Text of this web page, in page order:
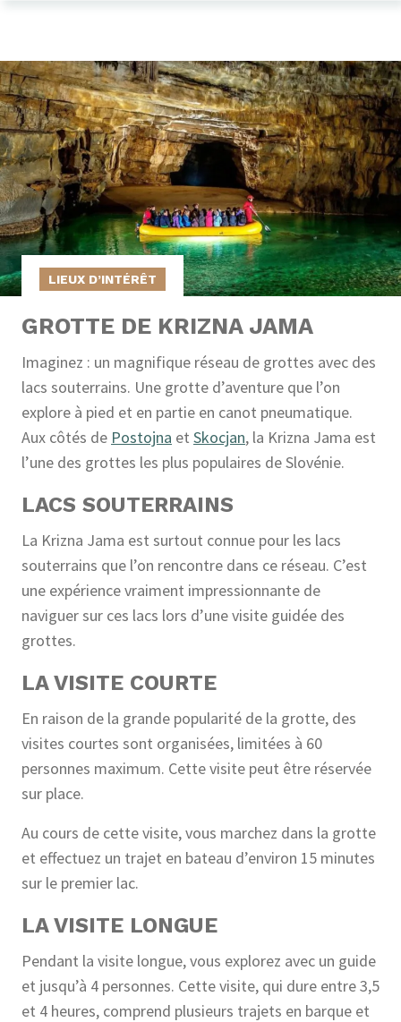
LIEUX D’INTÉRÊT
GROTTE DE KRIZNA JAMA
Imaginez : un magnifique réseau de grottes avec des
lacs souterrains. Une grotte d’aventure que l’on
explore à pied et en partie en canot pneumatique.
Aux côtés de Postojna et Skocjan, la Krizna Jama est
l’une des grottes les plus populaires de Slovénie.
LACS SOUTERRAINS
La Krizna Jama est surtout connue pour les lacs
souterrains que l’on rencontre dans ce réseau. C’est
une expérience vraiment impressionnante de
naviguer sur ces lacs lors d’une visite guidée des
grottes.
LA VISITE COURTE
En raison de la grande popularité de la grotte, des
visites courtes sont organisées, limitées à 60
personnes maximum. Cette visite peut être réservée
sur place.
Au cours de cette visite, vous marchez dans la grotte
et effectuez un trajet en bateau d’environ 15 minutes
sur le premier lac.
LA VISITE LONGUE
Pendant la visite longue, vous explorez avec un guide
et jusqu’à 4 personnes. Cette visite, qui dure entre 3,5
et 4 heures, comprend plusieurs trajets en barque et